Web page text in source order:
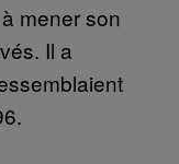
mener son
Il a